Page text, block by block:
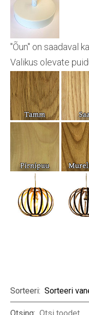
"Õun" on saadaval ka
Valikus olevate
Sorteeri: